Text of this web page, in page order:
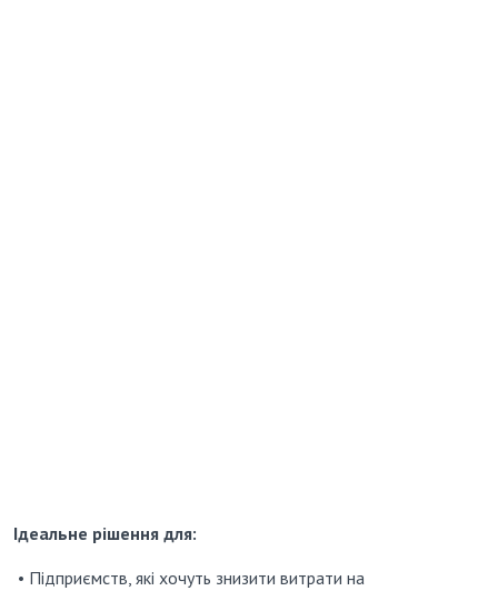
Ідеальне рішення для:
• Підприємств, які хочуть знизити витрати на